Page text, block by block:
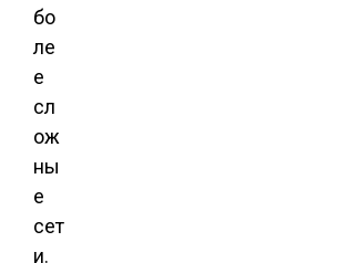
бо
ле
е
сл
ож
ны
е
сет
и.